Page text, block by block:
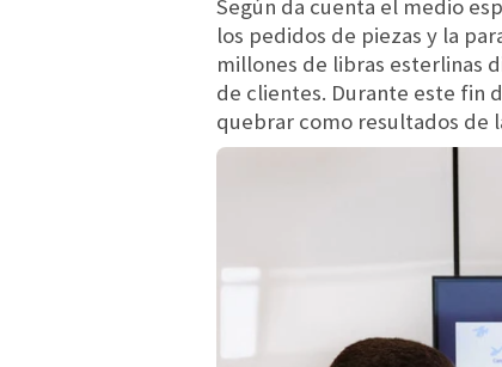
Según da cuenta el medio
los pedidos de piezas y la
millones de libras esterlinas
de clientes. Durante este fin
quebrar como resultados de